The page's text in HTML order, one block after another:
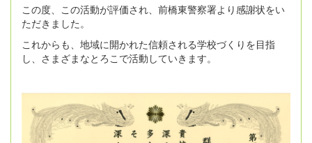
この度、この活動が評価され、前橋東警察署より感謝状をい
ただきました。
これからも、地域に開かれた信頼される学校づくりを目指
し、さまざまなとろこで活動していきます。